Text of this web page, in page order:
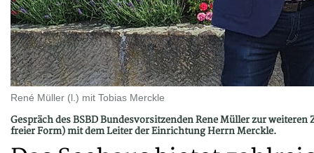
René Müller (l.) mit Tobias Merckle
Gespräch des BSBD Bundesvorsitzenden Rene Müller zur
freier Form) mit dem Leiter der Einrichtung Herrn Merckle.